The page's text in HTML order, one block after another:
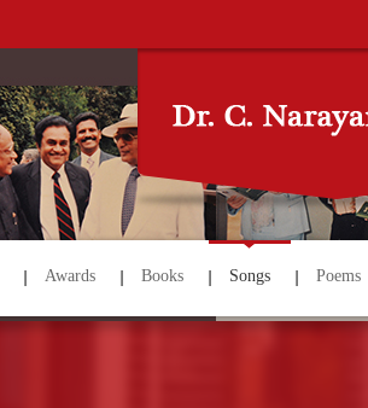
Awards Books Songs Poems